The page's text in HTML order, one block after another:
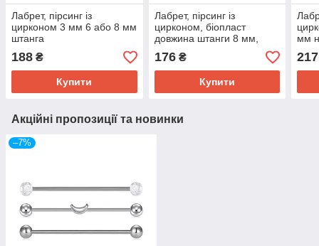
Лабрет, пірсинг із
цирконом 3 мм 6 або 8 мм
штанга
188 ₴
Купити
Лабрет, пірсинг із
цирконом, біопласт
довжина штанги 8 мм,
форма каменю на вибір
176₴
Купити
мм
217
Акційні пропозиції та новинки
–7%